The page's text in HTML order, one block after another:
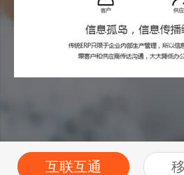
互联互通